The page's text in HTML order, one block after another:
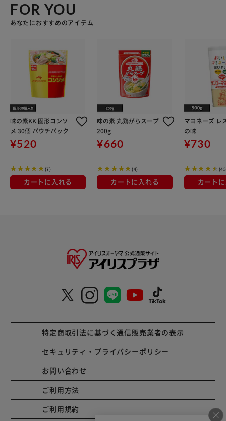
FOR YOU
あなたにおすすめのアイテム
味の素KK 固形コンソ
メ 30個 パウチパック
¥520
(7)
カートに入れる
味の素 丸鶏がらスープ
200g
¥660
(4)
カートに入れる
マヨネーズ レ
の味
¥730
カート
特定商取引法に基づく通信販売業者の表示
セキュリティ・プライバシーポリシー
お問い合わせ
ご利用方法
ご利用規約